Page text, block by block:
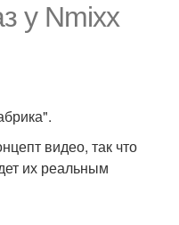
у Nmixx
видео, так что
их реальным